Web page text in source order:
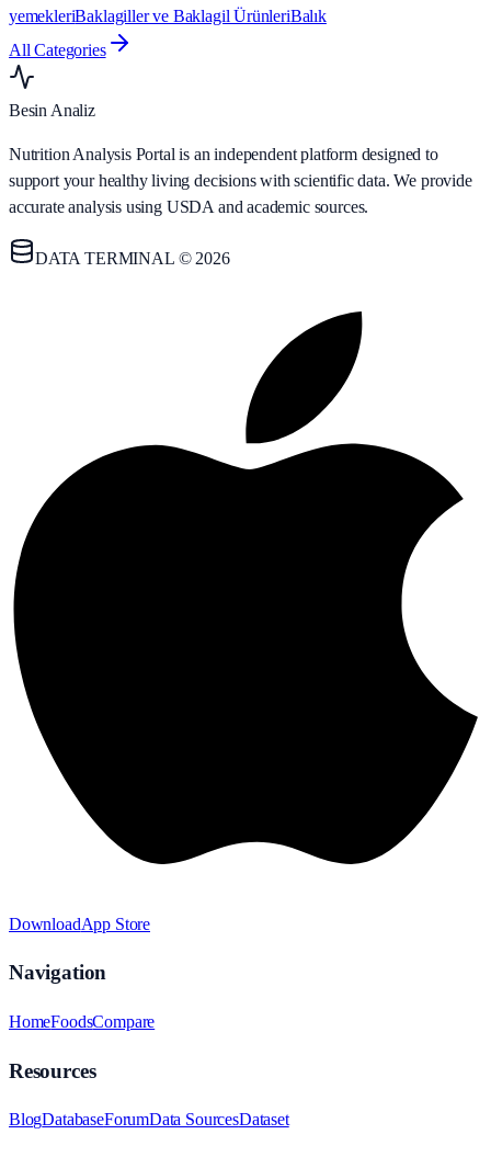
yemekleriBaklagiller ve Baklagil ÜrünleriBalık
All Categories
Besin Analiz
Nutrition Analysis Portal is an independent platform designed to
support your healthy living decisions with scientific data. We provide
accurate analysis using USDA and academic sources.
DATA TERMINAL © 2026
DownloadApp Store
Navigation
HomeFoodsCompare
Resources
BlogDatabaseForumData SourcesDataset